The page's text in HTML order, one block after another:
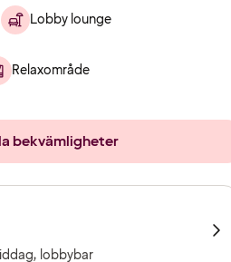
Lobby lounge
Relaxområde
bekvämligheter
lobbybar